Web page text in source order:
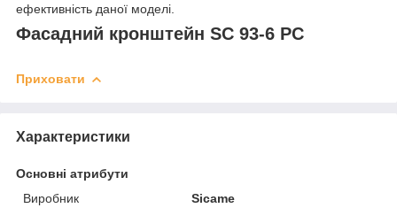
ефективність даної моделі.
Фасадний кронштейн SC 93-6 PC
Приховати
Характеристики
Основні атрибути
Виробник
Sicame